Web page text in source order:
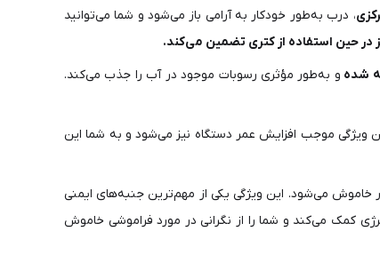
، درب به‌طور خودکار به آرامی باز می‌شود و شما می‌توانید
در حین استفاده از کتری تضمین می‌کند.
شده و به‌طور مؤثری رسوبات موجود در آب را جذب می‌کند.
ویژگی موجب افزایش عمر دستگاه نیز می‌شود و به شما این
خاموش می‌شود. این ویژگی یکی از مهم‌ترین جنبه‌های ایمنی
کمک می‌کند و شما را از نگرانی در مورد فراموشی خاموش